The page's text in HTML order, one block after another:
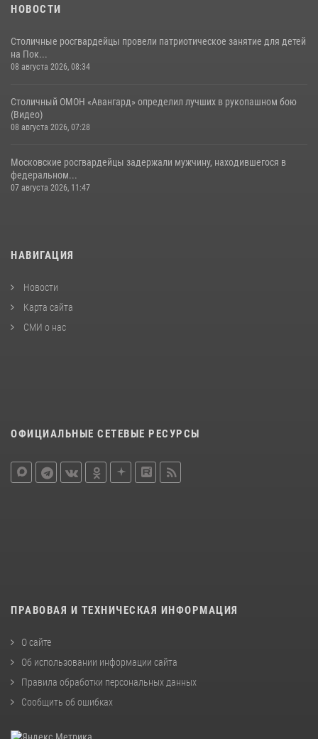
НОВОСТИ
Столичные росгвардейцы провели патриотическое занятие для детей
на Пок...
08 августа 2026, 08:34
Столичный ОМОН «Авангард» определил лучших в рукопашном бою
(Видео)
08 августа 2026, 07:28
Московские росгвардейцы задержали мужчину, находившегося в
федеральном...
07 августа 2026, 11:47
НАВИГАЦИЯ
Новости
Карта сайта
СМИ о нас
ОФИЦИАЛЬНЫЕ СЕТЕВЫЕ РЕСУРСЫ
ПРАВОВАЯ И ТЕХНИЧЕСКАЯ ИНФОРМАЦИЯ
О сайте
Об использовании информации сайта
Правила обработки персональных данных
Сообщить об ошибках